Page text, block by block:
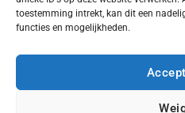
toestemming intrekt, kan dit een
functies en mogelijkheden.
Uncategorized
Copyright ©